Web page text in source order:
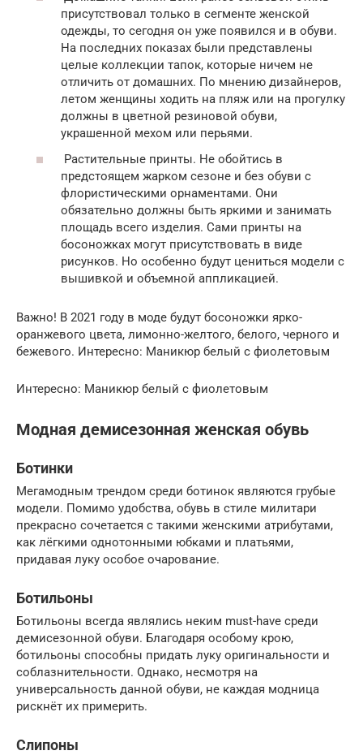
присутствовал только в сегменте женской
одежды, то сегодня он уже появился и в обуви.
На последних показах были представлены
целые коллекции тапок, которые ничем не
отличить от домашних. По мнению дизайнеров,
летом женщины ходить на пляж или на прогулку
должны в цветной резиновой обуви,
украшенной мехом или перьями.
Растительные принты. Не обойтись в
предстоящем жарком сезоне и без обуви с
флористическими орнаментами. Они
обязательно должны быть яркими и занимать
площадь всего изделия. Сами принты на
босоножках могут присутствовать в виде
рисунков. Но особенно будут цениться модели с
вышивкой и объемной аппликацией.
Важно! В 2021 году в моде будут босоножки ярко-
оранжевого цвета, лимонно-желтого, белого, черного и
бежевого. Интересно: Маникюр белый с фиолетовым
Интересно: Маникюр белый с фиолетовым
Модная демисезонная женская обувь
Ботинки
Мегамодным трендом среди ботинок являются грубые
модели. Помимо удобства, обувь в стиле милитари
прекрасно сочетается с такими женскими атрибутами,
как лёгкими однотонными юбками и платьями,
придавая луку особое очарование.
Ботильоны
Ботильоны всегда являлись неким must-have среди
демисезонной обуви. Благодаря особому крою,
ботильоны способны придать луку оригинальности и
соблазнительности. Однако, несмотря на
универсальность данной обуви, не каждая модница
рискнёт их примерить.
Слипоны